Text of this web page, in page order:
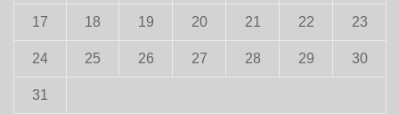
17 18 19 20 21 22 23
24 25 26 27 28 29 30
31